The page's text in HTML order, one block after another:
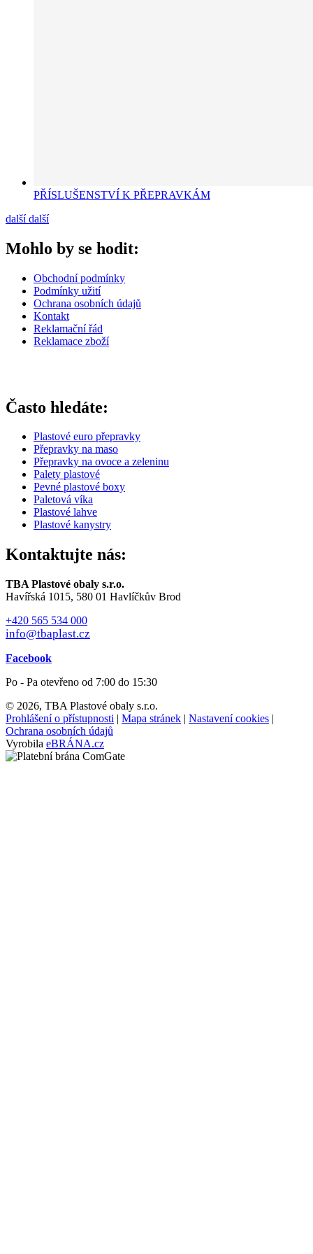
PŘÍSLUŠENSTVÍ K PŘEPRAVKÁM
další další
Mohlo by se hodit:
Obchodní podmínky
Podmínky užití
Ochrana osobních údajů
Kontakt
Reklamační řád
Reklamace zboží
Často hledáte:
Plastové euro přepravky
Přepravky na maso
Přepravky na ovoce a zeleninu
Palety plastové
Pevné plastové boxy
Paletová víka
Plastové lahve
Plastové kanystry
Kontaktujte nás:
TBA Plastové obaly s.r.o.
Havířská 1015, 580 01 Havlíčkův Brod
+420 565 534 000
info@tbaplast.cz
Facebook
Po - Pa otevřeno od 7:00 do 15:30
© 2026, TBA Plastové obaly s.r.o.
Prohlášení o přístupnosti | Mapa stránek | Nastavení cookies |
Ochrana osobních údajů
Vyrobila eBRÁNA.cz